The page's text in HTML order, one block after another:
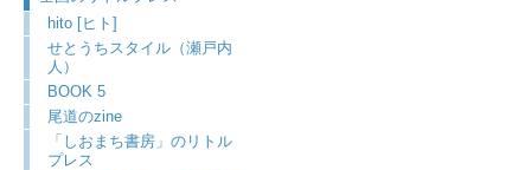
hito [ヒト]
せとうちスタイル（瀬戸内
人）
BOOK 5
尾道のzine
「しおまち書房」のリトル
プレス